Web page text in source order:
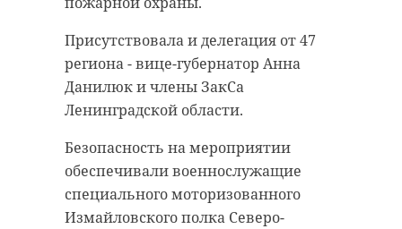
Присутствовала и делегация от 47
региона - вице-губернатор Анна
Данилюк и члены ЗакСа
Ленинградской области.
Безопасность на мероприятии
обеспечивали военнослужащие
специального моторизованного
Измайловского полка Северо-
коллективы. В завершение
прошел концерт с участием
артистов и сводного хора.
Губернатор Александр Дрозденко
подчеркнул, что мотопробег
помогает молодежи ближе
познакомиться с историей
Ленинградской битвы и памятью
о защитниках города.
Поделиться статьей: